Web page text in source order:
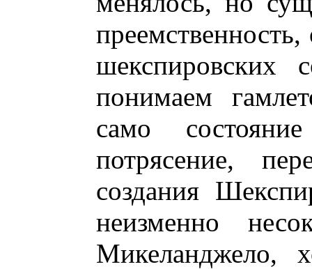
шекспировских
понимаем
само
потрясение,
создания
неизменно
Микеланджело,